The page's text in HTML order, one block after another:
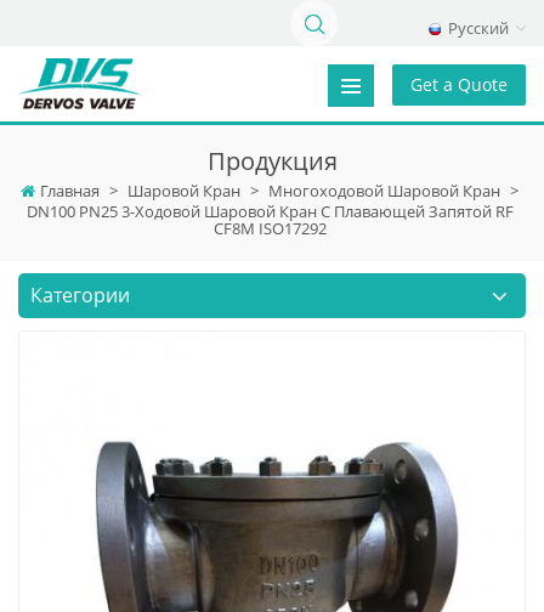
Русский
Get a Quote
Продукция
Главная > Шаровой Кран > Многоходовой Шаровой Кран >
DN100 PN25 3-Ходовой Шаровой Кран С Плавающей Запятой RF
CF8M ISO17292
Категории